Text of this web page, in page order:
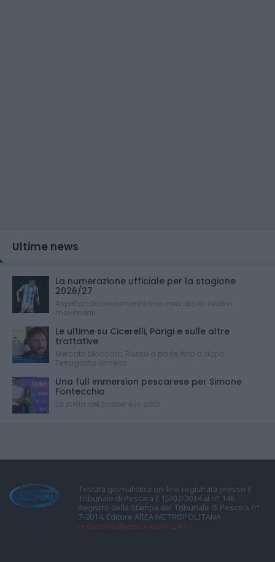
Ultime news
La numerazione ufficiale per la stagione
2026/27
Aspettando ovviamente fine mercato e i relativi
movimenti
Le ultime su Cicerelli, Parigi e sulle altre
trattative
Mercato bloccato, Russo a parte, fino a dopo
Ferragosto almeno
Una full immersion pescarese per Simone
Fontecchio
La stella del basket è in città
Testata giornalistica on-line registrata presso il
Tribunale di Pescara il 15/07/2014 al n° 146
Registro della Stampa del Tribunale di Pescara n°
7-2014. Editore AREA METROPOLITANA
redazione@pescarasport24.it